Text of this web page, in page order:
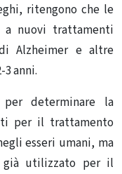
ritengono che le
a nuovi trattamenti
Alzheimer e altre
anni.
determinare la
per il trattamento
esseri umani, ma
utilizzato per il